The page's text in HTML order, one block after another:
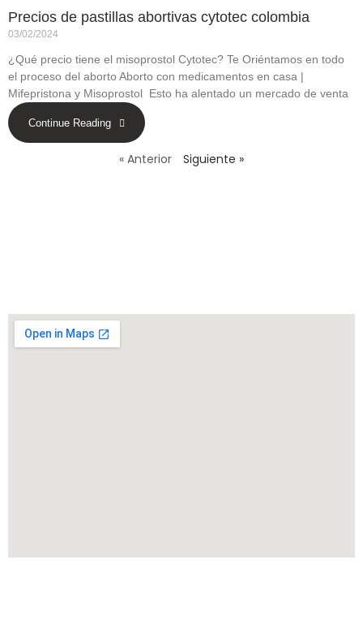
Precios de pastillas abortivas cytotec colombia
03/02/2024
¿Qué precio tiene el misoprostol Cytotec? Te Oriéntamos en todo
el proceso del aborto Aborto con medicamentos en casa |
Mifepristona y Misoprostol Esto ha alentado un mercado de venta
Continue Reading
« Anterior Siguiente »